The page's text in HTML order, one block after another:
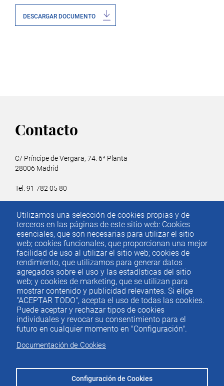
Utilizamos una selección de cookies propias y de
terceros en las páginas de este sitio web: Cookies
esenciales, que son necesarias para utilizar el sitio
web; cookies funcionales, que proporcionan una mejor
facilidad de uso al utilizar el sitio web; cookies de
rendimiento, que utilizamos para generar datos
agregados sobre el uso y las estadísticas del sitio
web; y cookies de marketing, que se utilizan para
mostrar contenido y publicidad relevantes. Si elige
"ACEPTAR TODO", acepta el uso de todas las cookies.
Puede aceptar y rechazar tipos de cookies
individuales y revocar su consentimiento para el
futuro en cualquier momento en "Configuración".
Documentación de Cookies
Configuración de Cookies
DESCARGAR DOCUMENTO
Contacto
C/ Príncipe de Vergara, 74. 6ª Planta
28006 Madrid
Tel. 91 782 05 80
Menú
del
pie
Contacto
Menu
footer
ACTUALIDAD
IEE
PUBLICACIONES
IDEAS Y PENSAMIENTO
PREMIOS IEE
CONTACTO